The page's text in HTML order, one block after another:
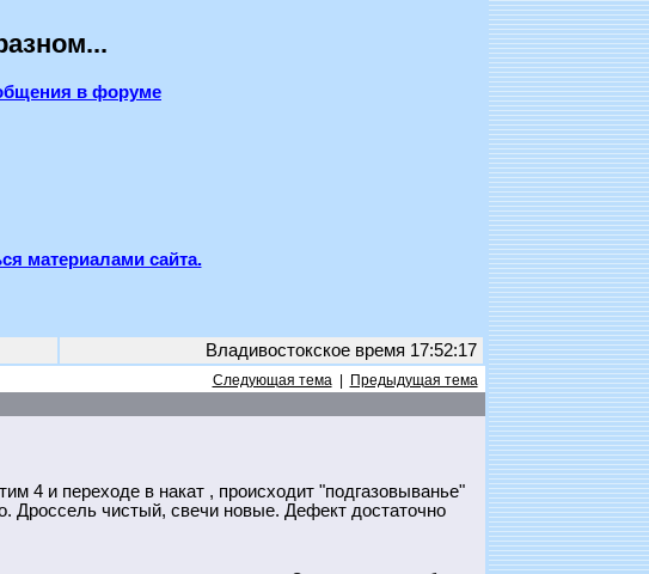
в форуме
материалами сайта.
Владивостокское время 17:52:17
Следующая тема|
Предыдущая тема
4 и переходе в накат , происходит "подгазовыванье"
Дроссель чистый, свечи новые. Дефект достаточно